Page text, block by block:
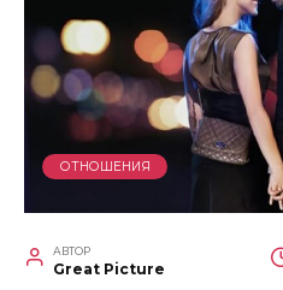
ОТНОШЕНИЯ
АВТОР
Great Picture